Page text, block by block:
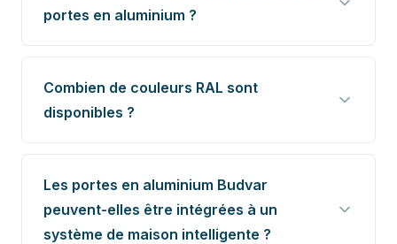
portes en aluminium ?
Combien de couleurs RAL sont
disponibles ?
Les portes en aluminium Budvar
peuvent-elles être intégrées à un
système de maison intelligente ?